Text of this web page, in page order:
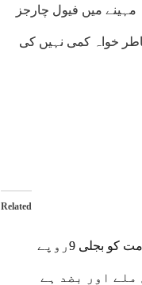
میں فیول چارجز
میں خاطر خواہ کمی نہیں کی
Related
حکومت کو بجلی 9روپے
ملے اور بضد ہے